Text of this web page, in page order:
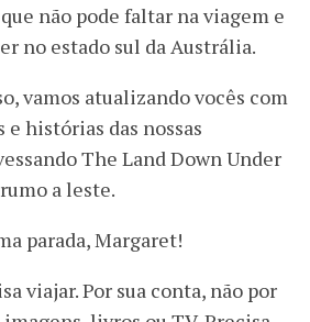
não pode faltar na viagem e
no estado sul da Austrália.
vamos atualizando vocês com
histórias das nossas
The Land Down Under
a leste.
parada, Margaret!
viajar. Por sua conta, não por